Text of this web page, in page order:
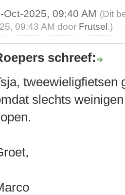
Oct-2025, 09:40 AM (Dit
09:43 AM door Frutsel .)
schreef:
tweewieligfietsen
slechts